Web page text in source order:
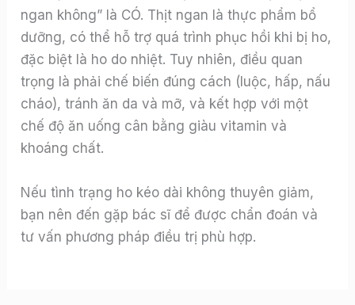
ngan không” là CÓ. Thịt ngan là thực phẩm bổ
dưỡng, có thể hỗ trợ quá trình phục hồi khi bị ho,
đặc biệt là ho do nhiệt. Tuy nhiên, điều quan
trọng là phải chế biến đúng cách (luộc, hấp, nấu
cháo), tránh ăn da và mỡ, và kết hợp với một
chế độ ăn uống cân bằng giàu vitamin và
khoáng chất.
Nếu tình trạng ho kéo dài không thuyên giảm,
bạn nên đến gặp bác sĩ để được chẩn đoán và
tư vấn phương pháp điều trị phù hợp.